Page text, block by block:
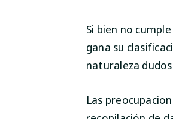
Si bien no
gana su
naturaleza
Las